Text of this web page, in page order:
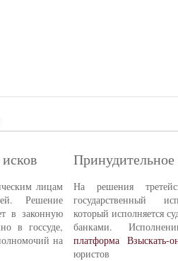
лицам
Решение
в законную
в госсуде,
на
На решения
государственный
который исполняется
банками.
платформа Взыскать-
юристов